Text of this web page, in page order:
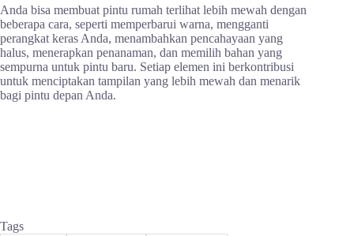
Anda bisa membuat pintu rumah terlihat lebih mewah dengan
beberapa cara, seperti memperbarui warna, mengganti
perangkat keras Anda, menambahkan pencahayaan yang
halus, menerapkan penanaman, dan memilih bahan yang
sempurna untuk pintu baru. Setiap elemen ini berkontribusi
untuk menciptakan tampilan yang lebih mewah dan menarik
bagi pintu depan Anda.
Tags